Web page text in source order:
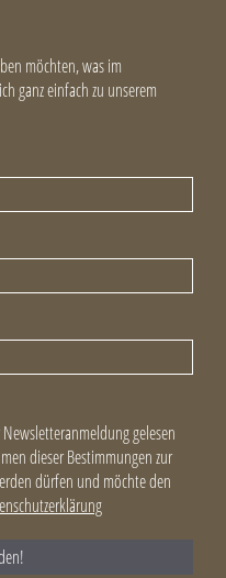
möchten, was im
ganz einfach zu unserem
gelesen
dieser Bestimmungen zur
dürfen und möchte den